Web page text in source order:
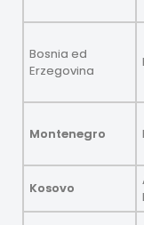
Bosnia ed
Erzegovina
Montenegro
Kosovo